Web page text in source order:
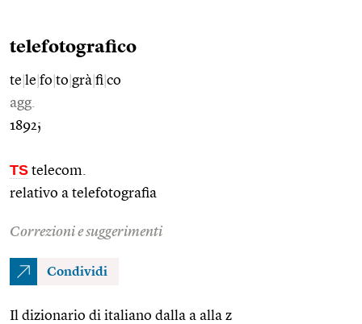
telefotografico
te le fo to grà fi co
agg.
1892;
TS telecom.
relativo a telefotografia
Correzioni e suggerimenti
Condividi
Il dizionario di italiano dalla a alla z